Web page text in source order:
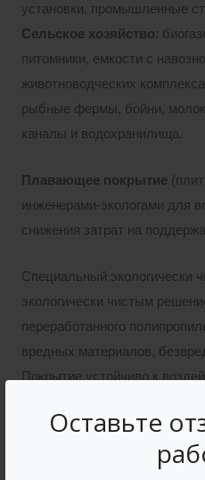
Оставьте
установки, промышленные
Сельское хозяйство :
питомники, емкости с
животноводческих
рыбные фермы, бойни,
каналы и водохранилища.
Плавающее покрытие
инженерами-экологами для
снижения затрат на
Специальный экологически
экологически чистым
переработанного
вредных материалов,
Покрытие устойчиво к
Плавающее покрытие
ветру, атмосферным